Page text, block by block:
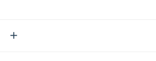
את הפוך בין שתי שכבות ובכך מונע ‘נקודות